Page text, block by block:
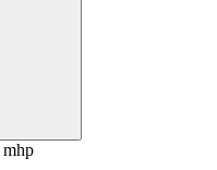
mhp